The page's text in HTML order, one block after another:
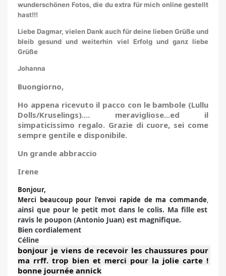
wunderschönen Fotos, die du extra für mich online gestellt
hast!!!
Liebe Dagmar, vielen Dank auch für deine lieben Grüße und
bleib gesund und weiterhin viel Erfolg und ganz liebe
Grüße
Johanna
Buongiorno,
Ho appena ricevuto il pacco con le bambole (Lullu
Dolls/Kruselings).... meravigliose...ed il
simpaticissimo regalo. Grazie di cuore, sei come
sempre gentile e disponibile.
Un grande abbraccio
Irene
Bonjour,
Merci beaucoup pour l’envoi rapide de ma commande,
ainsi que pour le petit mot dans le colis. Ma fille est
ravis le poupon (Antonio Juan) est magnifique.
Bien cordialement
Céline
bonjour je viens de recevoir les chaussures pour
ma rrff. trop bien et merci pour la jolie carte !
bonne journée annick